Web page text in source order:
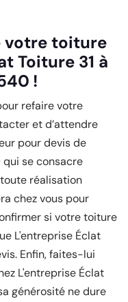
votre toiture
Toiture 31 à
!
refaire votre
et d’attendre
pour devis de
se consacre
réalisation
chez vous pour
si votre toiture
L'entreprise Éclat
Enfin, faites-lui
L'entreprise Éclat
générosité ne dure